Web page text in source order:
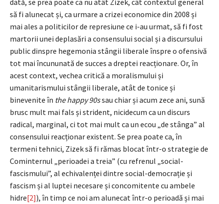
să fi alunecat și, ca urmare a crizei economice din 2008 și
mai ales a politicilor de represiune ce i-au urmat, să fi fost
martorii unei deplasări a consensului social și a discursului
public dinspre hegemonia stângii liberale înspre o ofensivă
tot mai încununată de succes a dreptei reacționare. Or, în
acest context, vechea critică a moralismului și
umanitarismului stângii liberale, atât de tonice și
binevenite în the happy 90ssau chiar și acum zece ani, sună
brusc mult mai fals și strident, nicidecum ca un discurs
radical, marginal, ci tot mai mult ca un ecou „de stânga” al
consensului reacționar existent. Se prea poate ca, în
termeni tehnici, Zizek să fi rămas blocat într-o strategie de
Cominternul „perioadei a treia” (cu refrenul „social-
fascismului”, al echivalenței dintre social-democrație și
fascism și al luptei necesare și concomitente cu ambele
hidre[2]), în timp ce noi am alunecat într-o perioadă și mai